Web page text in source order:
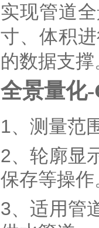
实现管道
寸、体积
的数据支撑
全景量化
1、测量范
2、轮廓显
保存等操作
3、适用管